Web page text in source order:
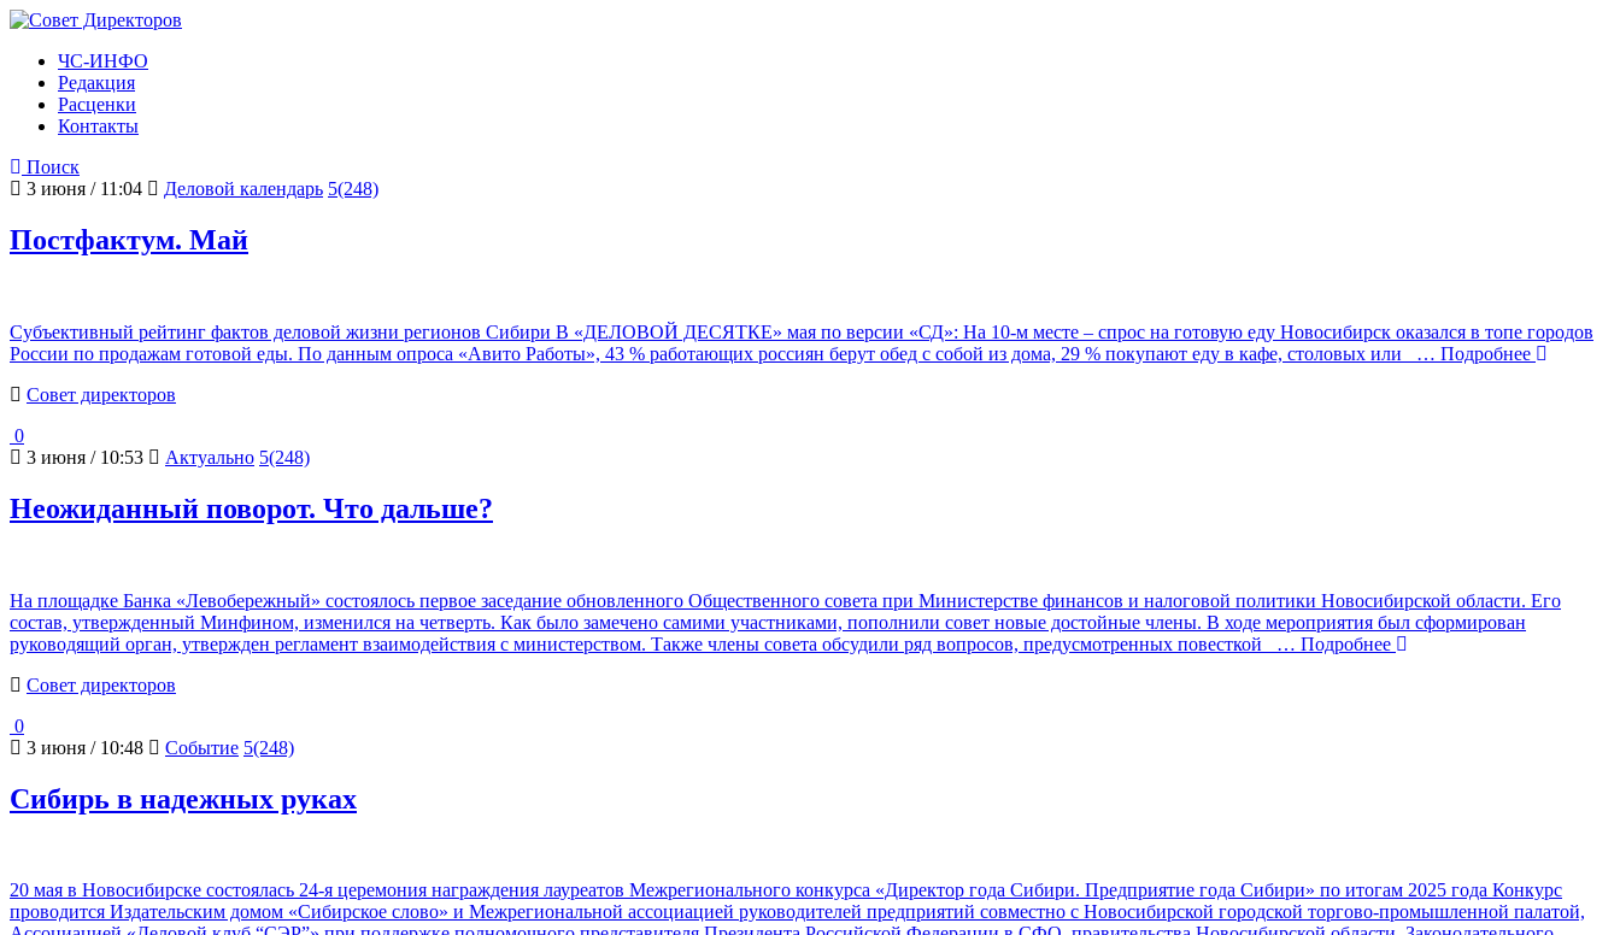
ЧС-ИНФО
Редакция
Расценки
Контакты
Поиск
3 июня / 11:04
Деловой календарь 5(248)
Постфактум. Май
Субъективный рейтинг фактов деловой жизни регионов Сибири В «ДЕЛОВОЙ ДЕСЯТКЕ» мая по версии «СД»: На 10-м месте – спрос на готовую еду Новосибирск оказался в топе городов
России по продажам готовой еды. По данным опроса «Авито Работы», 43 % работающих россиян берут обед с собой из дома, 29 % покупают еду в кафе, столовых или
… Подробнее
Cовет директоров
0
3 июня / 10:53
Актуально 5(248)
Неожиданный поворот. Что дальше?
На площадке Банка «Левобережный» состоялось первое заседание обновленного Общественного совета при Министерстве финансов и налоговой политики Новосибирской области. Его
состав, утвержденный Минфином, изменился на четверть. Как было замечено самими участниками, пополнили совет новые достойные члены. В ходе мероприятия был сформирован
руководящий орган, утвержден регламент взаимодействия с министерством. Также члены совета обсудили ряд вопросов, предусмотренных повесткой
… Подробнее
Cовет директоров
0
3 июня / 10:48
Событие 5(248)
Сибирь в надежных руках
20 мая в Новосибирске состоялась 24-я церемония награждения лауреатов Межрегионального конкурса «Директор года Сибири. Предприятие года Сибири» по итогам 2025 года Конкурс
проводится Издательским домом «Сибирское слово» и Межрегиональной ассоциацией руководителей предприятий совместно с Новосибирской городской торгово-промышленной палатой,